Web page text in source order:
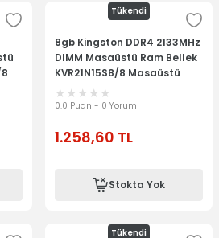
Tükendi
8gb Kingston DDR4 2133MHz
DIMM Masaüstü Ram Bellek
KVR21N15S8/8 Masaüstü
Ram Bellek
0.0 Puan - 0 Yorum
1.258,60 TL
Stokta Yok
Tükendi